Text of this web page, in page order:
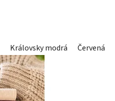
Královsky modrá Červená